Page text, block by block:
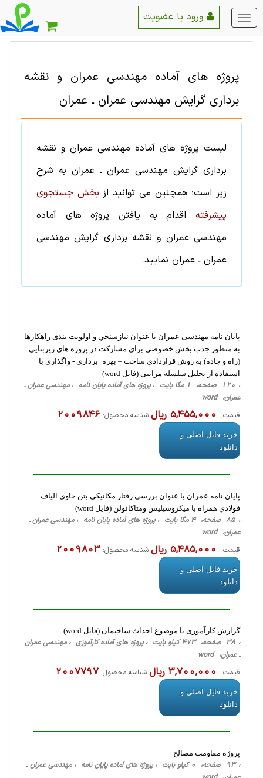
منو
اصلی
پروژه های آماده مهندسی عمران و نقشه
برداری گرایش مهندسی عمران ـ عمران
لیست پروژه های آماده مهندسی عمران و نقشه
برداری گرایش مهندسی عمران ـ عمران به شرح
زیر است؛ همچنین می توانید از بخش جستجوی
پیشرفته اقدام به یافتن پروژه های آماده
مهندسی عمران و نقشه برداری گرایش مهندسی
عمران ـ عمران نمایید.
پایان نامه مهندسی عمران با عنوان نيازسنجي و اولویت بندی راهكارها
به منظور جذب بخش خصوصي براي مشاركت در پروژه های زيربنايی
(راه و جاده) به روش قراردادی ساخت – بهره¬برداری - واگذاری با
استفاده از تحليل سلسله مراتبی (فایل word)
، 120 صفحه، 1 مگا بایت ، پروژه های آماده پایان نامه ، مهندسی عمران ـ
عمران، word
قیمت : 5,455,000 ریال شناسه محصول: 2009846
خرید فایل اصلی و
دانلود
پایان نامه عمران با عنوان بررسي رفتار مكانيكي بتن حاوي الياف
فولادي همراه با ميكروسيليس ومتاكائولن (فایل word)
، 85 صفحه، 4 مگا بایت ، پروژه های آماده پایان نامه ، مهندسی عمران ـ
عمران، word
قیمت : 5,485,000 ریال شناسه محصول: 2009803
خرید فایل اصلی و
دانلود
گزارش کارآموزی با موضوع احداث ساختمان (فایل word)
، 38 صفحه، 473 کیلو بایت ، پروژه های آماده کارآموزی ، مهندسی عمران
ـ عمران، word
قیمت : 3,700,000 ریال شناسه محصول: 2007797
خرید فایل اصلی و
دانلود
پروژه مقاومت مصالح
، 93 صفحه، 0 کیلو بایت ، پروژه های آماده پایان نامه ، مهندسی عمران ـ